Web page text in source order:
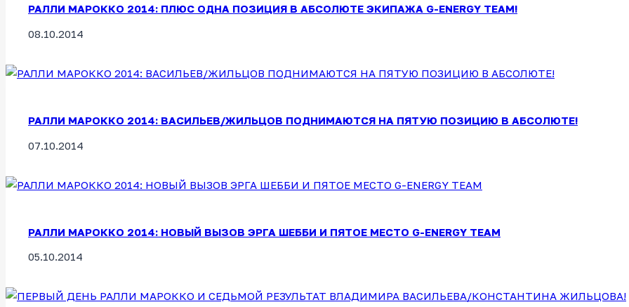
РАЛЛИ МАРОККО 2014: ПЛЮС ОДНА ПОЗИЦИЯ В АБСОЛЮТЕ ЭКИПАЖА G-ENERGY TEAM!
08.10.2014
РАЛЛИ МАРОККО 2014: ВАСИЛЬЕВ/ЖИЛЬЦОВ ПОДНИМАЮТСЯ НА ПЯТУЮ ПОЗИЦИЮ В АБСОЛЮТЕ!
07.10.2014
РАЛЛИ МАРОККО 2014: НОВЫЙ ВЫЗОВ ЭРГА ШЕББИ И ПЯТОЕ МЕСТО G-ENERGY TEAM
05.10.2014